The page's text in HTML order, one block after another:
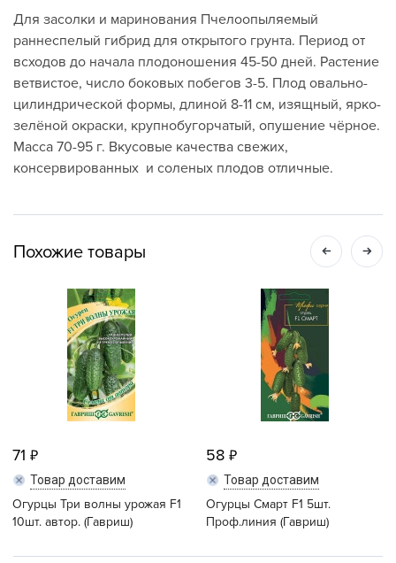
Для засолки и маринования Пчелоопыляемый
раннеспелый гибрид для открытого грунта. Период от
всходов до начала плодоношения 45-50 дней. Растение
ветвистое, число боковых побегов 3-5. Плод овально-
цилиндрической формы, длиной 8-11 см, изящный, ярко-
зелёной окраски, крупнобугорчатый, опушение чёрное.
Масса 70-95 г. Вкусовые качества свежих,
консервированных и соленых плодов отличные.
Похожие товары
71
Товар доставим
Огурцы Три волны урожая F1
10шт. автор. (Гавриш)
58
Товар доставим
Огурцы Смарт F1 5шт.
Проф.линия (Гавриш)